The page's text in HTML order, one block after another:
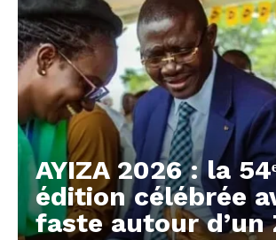
AYIZA 2026 : la
édition célébrée
faste autour d’un